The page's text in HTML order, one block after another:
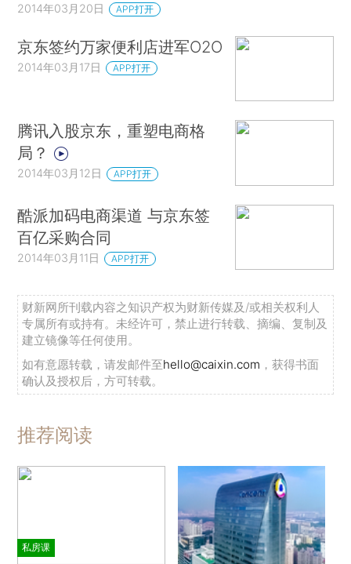
2014年03月20日 APP打开
京东签约万家便利店进军O2O
2014年03月17日 APP打开
腾讯入股京东，重塑电商格
局？
2014年03月12日 APP打开
酷派加码电商渠道 与京东签
百亿采购合同
2014年03月11日 APP打开
财新网所刊载内容之知识产权为财新传媒及/或相关权利人
专属所有或持有。未经许可，禁止进行转载、摘编、复制及
建立镜像等任何使用。
如有意愿转载，请发邮件至hello@caixin.com ，获得书面
确认及授权后，方可转载。
推荐阅读
私房课